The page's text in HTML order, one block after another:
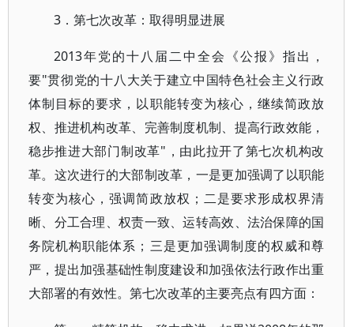
3．第七次改革：取得明显进展
2013年党的十八届二中全会《公报》指出，
要"贯彻党的十八大关于建立中国特色社会主义行政
体制目标的要求，以职能转变为核心，继续简政放
权、推进机构改革、完善制度机制、提高行政效能，
稳步推进大部门制改革"，由此拉开了第七次机构改
革。这次进行的大部制改革，一是更加强调了以职能
转变为核心，强调简政放权；二是要求形成权界清
晰、分工合理、权责一致、运转高效、法治保障的国
务院机构职能体系；三是更加强调制度的权威和尊
严，提出加强基础性制度建设和加强依法行政作出重
大部署的有效性。第七次改革的主要亮点有四方面：